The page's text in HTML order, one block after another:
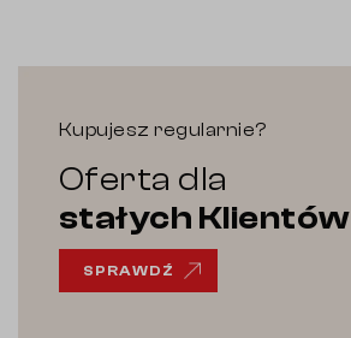
Kupujesz regularnie?
Oferta dla
stałych Klientów
SPRAWDŹ